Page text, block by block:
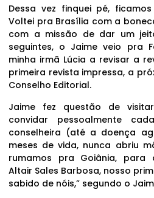
Dessa vez finquei pé,
Voltei pra Brasília com a
com a missão de dar um
seguintes, o Jaime veio pra
minha irmã Lúcia a revisar a
primeira revista impressa, a
Conselho Editorial.
Jaime fez questão de
convidar pessoalmente
conselheira (até a doença
meses de vida, nunca abriu
rumamos pra Goiânia, para
Altair Sales Barbosa, nosso
sabido de nóis,” segundo o